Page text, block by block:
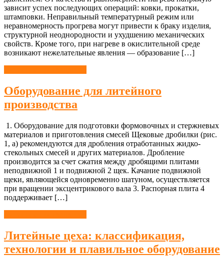
зависит успех последующих операций: ковки, прокатки,
штамповки. Неправильный температурный режим или
неравномерность прогрева могут привести к браку изделия,
структурной неоднородности и ухудшению механических
свойств. Кроме того, при нагреве в окислительной среде
возникают нежелательные явления — образование […]
Оборудование для литейного
производства
1. Оборудование для подготовки формовочных и стержневых
материалов и приготовления смесей Щековые дробилки (рис.
1, а) рекомендуются для дробления отработанных жидко-
стекольных смесей и других материалов. Дробление
производится за счет сжатия между дробящими плитами
неподвижной 1 и подвижной 2 щек. Качание подвижной
щеки, являющейся одновременно шатуном, осуществляется
при вращении эксцентрикового вала 3. Распорная плита 4
поддерживает […]
Литейные цеха: классификация,
технологии и плавильное оборудование